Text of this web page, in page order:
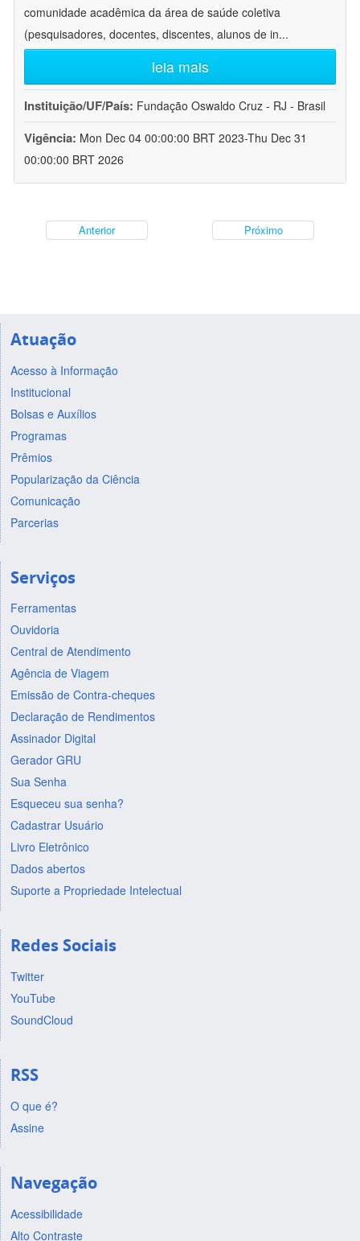
comunidade acadêmica da área de saúde coletiva
(pesquisadores, docentes, discentes, alunos de in...
leia mais
Instituição/UF/País: Fundação Oswaldo Cruz - RJ - Brasil
Vigência: Mon Dec 04 00:00:00 BRT 2023-Thu Dec 31
00:00:00 BRT 2026
Anterior Próximo
Atuação
Acesso à Informação
Institucional
Bolsas e Auxílios
Programas
Prêmios
Popularização da Ciência
Comunicação
Parcerias
Serviços
Ferramentas
Ouvidoria
Central de Atendimento
Agência de Viagem
Emissão de Contra-cheques
Declaração de Rendimentos
Assinador Digital
Gerador GRU
Sua Senha
Esqueceu sua senha?
Cadastrar Usuário
Livro Eletrônico
Dados abertos
Suporte a Propriedade Intelectual
Redes Sociais
Twitter
YouTube
SoundCloud
RSS
O que é?
Assine
Navegação
Acessibilidade
Alto Contraste